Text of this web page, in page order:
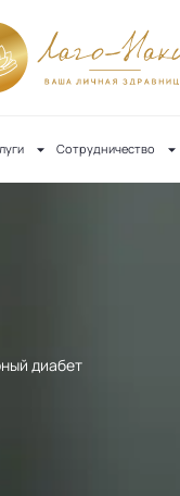
Сотрудничество
диабет